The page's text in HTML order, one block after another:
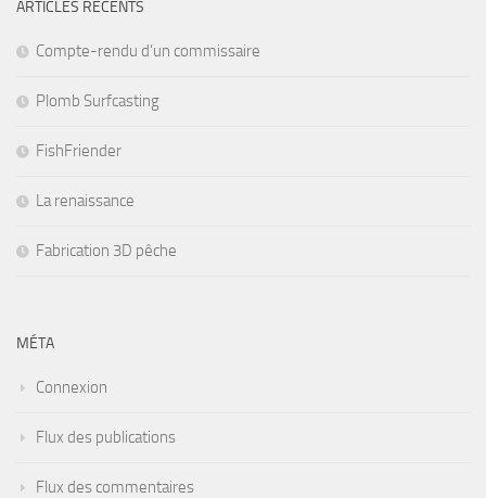
ARTICLES RÉCENTS
Compte-rendu d’un commissaire
Plomb Surfcasting
FishFriender
La renaissance
Fabrication 3D pêche
MÉTA
Connexion
Flux des publications
Flux des commentaires